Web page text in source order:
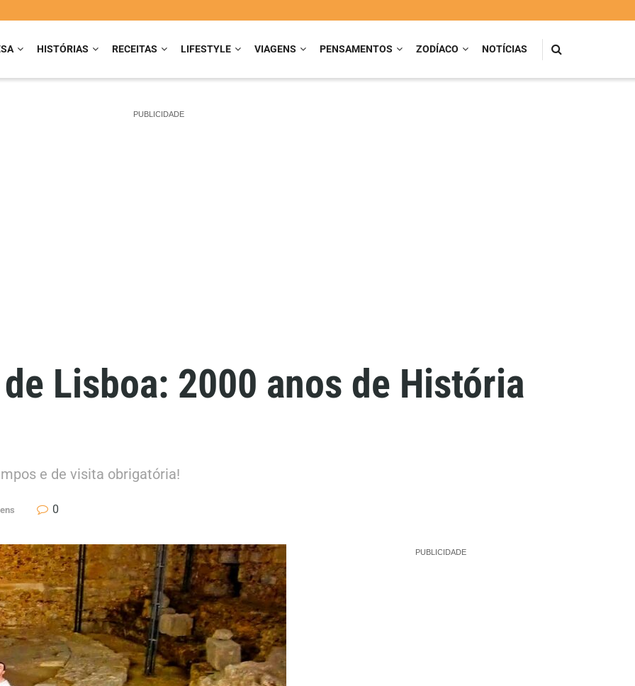
HISTÓRIAS RECEITAS LIFESTYLE VIAGENS PENSAMENTOS ZODÍACO NOTÍCIAS
PUBLICIDADE
Lisboa: 2000 anos de História
e de visita obrigatória!
0
PUBLICIDADE